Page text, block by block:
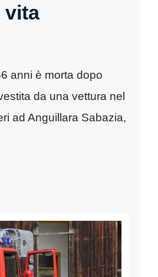
vita
anni è morta dopo
da una vettura nel
ad Anguillara Sabazia,